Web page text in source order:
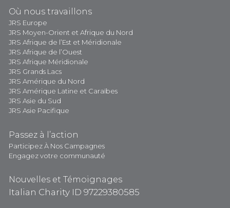
Où nous travaillons
JRS Europe
JRS Moyen-Orient et Afrique du Nord
JRS Afrique de l’Est et Méridionale
JRS Afrique de l’Ouest
JRS Afrique Méridionale
JRS Grands Lacs
JRS Amérique du Nord
JRS Amérique Latine et Caraïbes
JRS Asie du Sud
JRS Asie Pacifique
Passez à l’action
Participez À Nos Campagnes
Engagez votre communauté
Nouvelles et Témoignages
Italian Charity ID 97229380585